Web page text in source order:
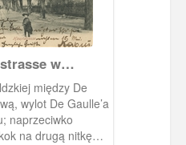
w
między De
wylot De Gaulle’a
naprzeciwko
na drugą nitkę